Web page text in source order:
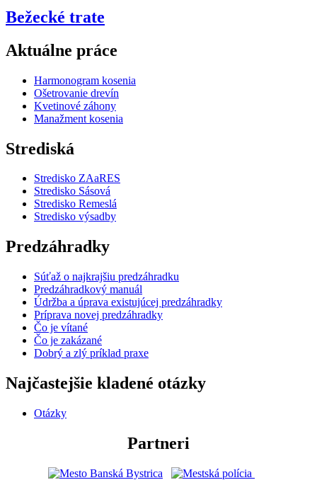
Bežecké trate
Aktuálne práce
Harmonogram kosenia
Ošetrovanie drevín
Kvetinové záhony
Manažment kosenia
Strediská
Stredisko ZAaRES
Stredisko Sásová
Stredisko Remeslá
Stredisko výsadby
Predzáhradky
Súťaž o najkrajšiu predzáhradku
Predzáhradkový manuál
Údržba a úprava existujúcej predzáhradky
Príprava novej predzáhradky
Čo je vítané
Čo je zakázané
Dobrý a zlý príklad praxe
Najčastejšie kladené otázky
Otázky
Partneri